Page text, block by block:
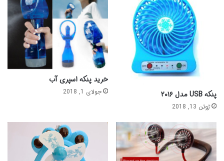
پنکه USB مدل ۲۰۱۶
ژوئن 13, 2018
خرید پنکه اسپری آب
جولای 1, 2018